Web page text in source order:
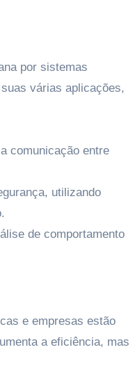
por sistemas
várias aplicações,
comunicação entre
utilizando
de comportamento
e empresas estão
a eficiência, mas